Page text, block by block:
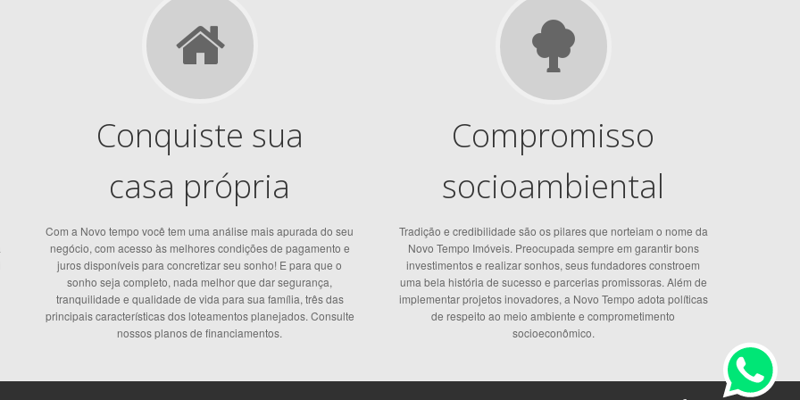
Conquiste sua
casa própria
Com a Novo tempo você tem uma análise mais apurada do seu
negócio, com acesso às melhores condições de pagamento e
juros disponíveis para concretizar seu sonho! E para que o
sonho seja completo, nada melhor que dar segurança,
tranquilidade e qualidade de vida para sua família, três das
principais características dos loteamentos planejados. Consulte
nossos planos de financiamentos.
Compromisso
socioambiental
Tradição e credibilidade são os pilares que norteiam o nome da
Novo Tempo Imóveis. Preocupada sempre em garantir bons
investimentos e realizar sonhos, seus fundadores constroem
uma bela história de sucesso e parcerias promissoras. Além de
implementar projetos inovadores, a Novo Tempo adota políticas
de respeito ao meio ambiente e comprometimento
socioeconômico.